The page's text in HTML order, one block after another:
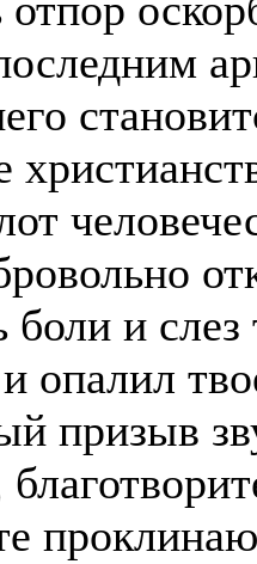
и слез
опалил
призыв